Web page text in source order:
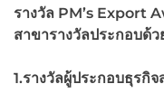
รางวัล PM’s Export
สาขารางวัลประกอบด้ว
1.รางวัลผู้ประกอบธุรกิ